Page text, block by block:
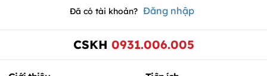
Đã có tài khoản? Đăng nhập
CSKH 0931.006.005